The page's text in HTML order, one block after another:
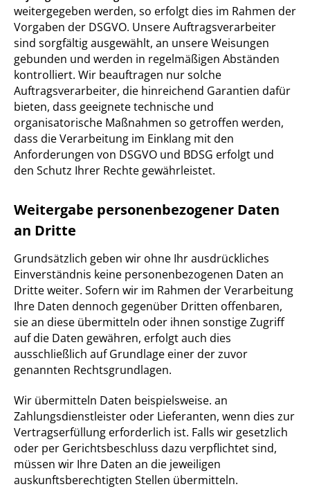
weitergegeben werden, so erfolgt dies im Rahmen der
Vorgaben der DSGVO. Unsere Auftragsverarbeiter
sind sorgfältig ausgewählt, an unsere Weisungen
gebunden und werden in regelmäßigen Abständen
kontrolliert. Wir beauftragen nur solche
Auftragsverarbeiter, die hinreichend Garantien dafür
bieten, dass geeignete technische und
organisatorische Maßnahmen so getroffen werden,
dass die Verarbeitung im Einklang mit den
Anforderungen von DSGVO und BDSG erfolgt und
den Schutz Ihrer Rechte gewährleistet.
Weitergabe personenbezogener Daten
an Dritte
Grundsätzlich geben wir ohne Ihr ausdrückliches
Einverständnis keine personenbezogenen Daten an
Dritte weiter. Sofern wir im Rahmen der Verarbeitung
Ihre Daten dennoch gegenüber Dritten offenbaren,
sie an diese übermitteln oder ihnen sonstige Zugriff
auf die Daten gewähren, erfolgt auch dies
ausschließlich auf Grundlage einer der zuvor
genannten Rechtsgrundlagen.
Wir übermitteln Daten beispielsweise. an
Zahlungsdienstleister oder Lieferanten, wenn dies zur
Vertragserfüllung erforderlich ist. Falls wir gesetzlich
oder per Gerichtsbeschluss dazu verpflichtet sind,
müssen wir Ihre Daten an die jeweiligen
auskunftsberechtigten Stellen übermitteln.